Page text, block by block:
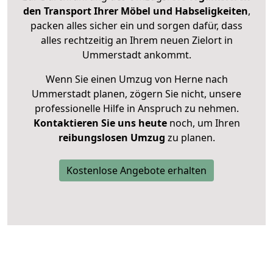
den Transport Ihrer Möbel und Habseligkeiten,
packen alles sicher ein und sorgen dafür, dass
alles rechtzeitig an Ihrem neuen Zielort in
Ummerstadt ankommt.
Wenn Sie einen Umzug von Herne nach
Ummerstadt planen, zögern Sie nicht, unsere
professionelle Hilfe in Anspruch zu nehmen.
Kontaktieren Sie uns heutenoch, um Ihren
reibungslosen Umzug zu planen.
Kostenlose Angebote erhalten